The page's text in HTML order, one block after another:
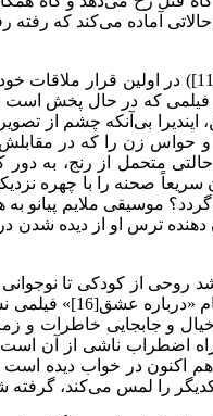
ورود تصاویر و حالاتی
فیلمی که در حال پخش
بی‌آنکه چشم از
حواس زن را که در
متحمل از رنج، به دور
صحنه را با چهره نزدیکی
موسیقی ملایم پیانو
نشان دهنده ترس او از
اثر او، به همراه اثری
همگی با ساختاری یکسان شکل گرفته‌اند. شاخصه
اضطراب ناشی از
اکنون در خواب دیده است
را لمس می‌کند،